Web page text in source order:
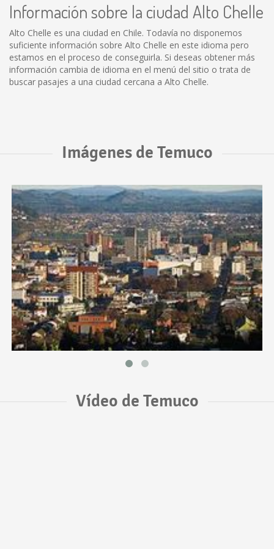
Información sobre la ciudad Alto Chelle
Alto Chelle es una ciudad en Chile. Todavía no disponemos
suficiente información sobre Alto Chelle en este idioma pero
estamos en el proceso de conseguirla. Si deseas obtener más
información cambia de idioma en el menú del sitio o trata de
buscar pasajes a una ciudad cercana a Alto Chelle.
Imágenes de Temuco
Vídeo de Temuco